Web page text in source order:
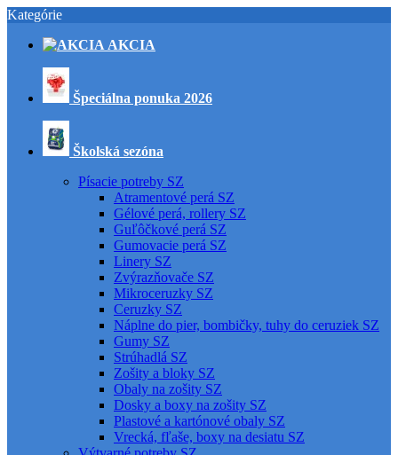
Kategórie
AKCIA
Špeciálna ponuka 2026
Školská sezóna
Písacie potreby SZ
Atramentové perá SZ
Gélové perá, rollery SZ
Guľôčkové perá SZ
Gumovacie perá SZ
Linery SZ
Zvýrazňovače SZ
Mikroceruzky SZ
Ceruzky SZ
Náplne do pier, bombičky, tuhy do ceruziek SZ
Gumy SZ
Strúhadlá SZ
Zošity a bloky SZ
Obaly na zošity SZ
Dosky a boxy na zošity SZ
Plastové a kartónové obaly SZ
Vrecká, fľaše, boxy na desiatu SZ